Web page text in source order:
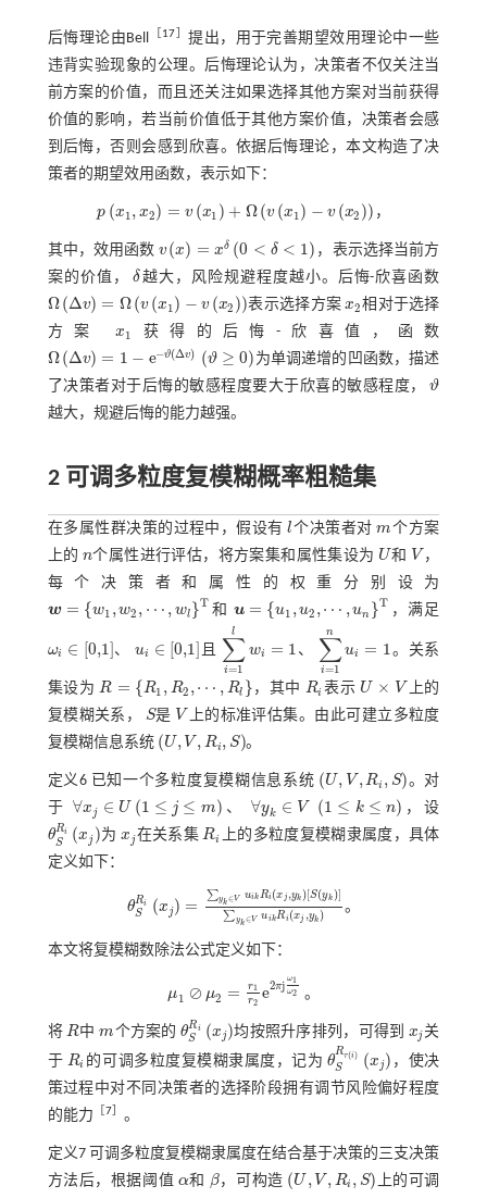
后悔理论由Bell 17 ］提出，用于完善期望效用理论中一些
违背实验现象的公理。后悔理论认为，决策者不仅关注当
前方案的价值，而且还关注如果选择其他方案对当前获得
价值的影响，若当前价值低于其他方案价值，决策者会感
到后悔，否则会感到欣喜。依据后悔理论，本文构造了决
策者的期望效用函数，表示如下：
p (x1 , x2) = v (x1 ) + Ω(v (x1 ) − v (x2 ))
px1,x2 =vx1 +Ω vx 1-vx2 ，
其中，效用函数 v (x) = xδ (0 < δ < 1)
vx=xδ 0<δ<1
，表示选择当前方
案的价值，
δ
δ越大，风险规避程度越小。后悔-欣喜函数
Ω(Δv) = Ω(v (x1 ) − v (x2 ))
ΩΔv=Ωv x1- vx2 表示选择方案 x2
x2相对于选择
方案
x1
x1 获得的后悔-欣喜值，函数
Ω(Δv) = 1 − e−ϑ(Δv) (ϑ ≥ 0)
ΩΔv=1-e -ϑΔv ϑ≥ 0
为单调递增的凹函数，描述
了决策者对于后悔的敏感程度要大于欣喜的敏感程度，
ϑ
ϑ
越大，规避后悔的能力越强。
2 可调多粒度复模糊概率粗糙集
在多属性群决策的过程中，假设有 l
l个决策者对 m
m 个方案
上的 n
n个属性进行评估，将方案集和属性集设为 U
U和 V
V ，
每个决策者和属性的权重分别设为
w = {w1 ,w2 , ⋯ , wl }T
w= w1 ,w2, ⋯,wl 和 u = {u1 ,u2 ,⋯ ,un }T
u= u1 u2,⋯,u n ，满足
ωi ∈ [0,1]
ωi ∈0,1 、 ui ∈ [0,1]
ui∈0,1 且 ∑
i=1
l
wi = 1
∑i= 1 lwi =1 、 ∑
i=1
n
ui = 1
∑i= 1nu =1 。关系
集设为 R = {R1 , R2 ,⋯ , Rl }
R= R1 R2,⋯,Rl ，其中 Ri
Ri 表示 U × V
U× V
上的
复模糊关系，
S
S 是 V
V 上的标准评估集。由此可建立多粒度
复模糊信息系统 (U, V , Ri , S)
U,V , Ri ,S 。
定义6 已知一个多粒度复模糊信息系统 (U , V ,Ri , S)
U,V, Ri ,S
。对
于 ∀x j ∈ U (1 ≤ j ≤ m)
∀xj ∈U1 ≤j≤m 、 ∀yk ∈ V
∀yk ∈ V (1 ≤ k ≤ n)
1≤ k≤n ，设
θRi
S (x j )
θSR ixj 为 x j
xj 在关系集 Ri
Ri 上的多粒度复模糊隶属度，具体
定义如下：
θRi
S (x j ) =
∑yk∈V uik Ri(x j ,yk)[S(yk)]
∑yk∈V uikRi(xj ,yk)
θSR xj=∑y k∈ uikR xj, ykSyk∑yk∈ uik
。
本文将复模糊数除法公式定义如下：
μ1 ⊘ μ2 = r1
r2
e2πj
ω1
ω2
μ1 ⊘μ2= r1r 2e2π 1ω2
。
将 R
R 中 m
m 个方案的 θRi
S (x j )
θSR ixj 均按照升序排列，可得到 xj
xj 关
于 Ri
Ri 的可调多粒度复模糊隶属度，记为 θ
Rτ(i)
S (x j )
θSRτi xj
，使决
策过程中对不同决策者的选择阶段拥有调节风险偏好程度
的能力
7］ 。
定义7可调多粒度复模糊隶属度在结合基于决策的三支决策
方法后，根据阈值 α
α和 β
β，可构造 (U , V , Ri , S)
U,V , Ri ,S
上的可调